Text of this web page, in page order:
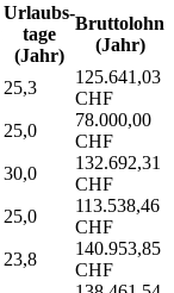
Urlaubs­
tage
(Jahr)
Bruttolohn
(Jahr)
25,3
125.641,03
CHF
25,0
78.000,00
CHF
30,0
132.692,31
CHF
25,0
113.538,46
CHF
23,8
140.953,85
CHF